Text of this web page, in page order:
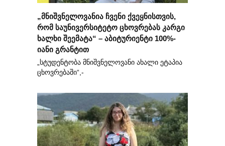
„მნიშვნელოვანია ჩვენი ქვეყნისთვის,
რომ საუნივერსიტეტო ცხოვრებას კარგი
ხალხი შეემატა“ – აბიტურიენტი 100%-
იანი გრანტით
„სტუდენტობა მნიშვნელოვანი ახალი ეტაპია
ცხოვრებაში“,-